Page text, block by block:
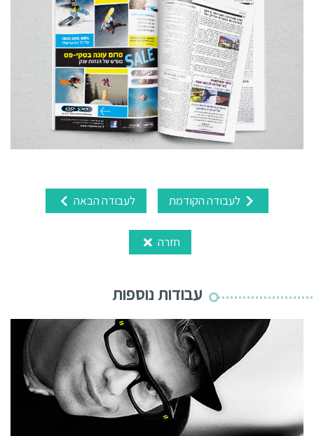
לעבודה הבאה
חזרה
עבודות נוספות